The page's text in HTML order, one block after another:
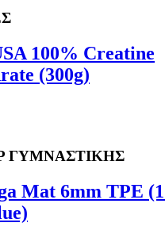
100% Creatine
(300g)
ΓΥΜΝΑΣΤΙΚΗΣ
Mat 6mm TPE